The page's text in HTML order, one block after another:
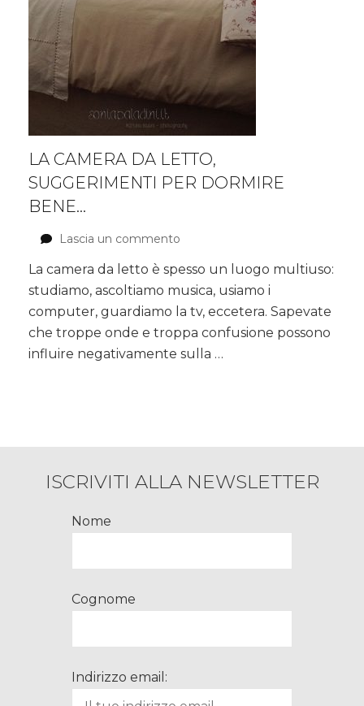
LA CAMERA DA LETTO,
SUGGERIMENTI PER DORMIRE
BENE…
Lascia un commento
Camera
da
Letto,
suggerimenti
per
dormire
La camera da letto è spesso un luogo multiuso:
studiamo, ascoltiamo musica, usiamo i
computer, guardiamo la tv, eccetera. Sapevate
che troppe onde e troppa confusione possono
influire negativamente sulla …
ISCRIVITI ALLA NEWSLETTER
Nome
Cognome
Indirizzo email: